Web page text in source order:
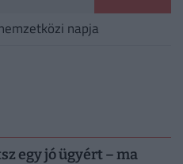
napja
egy jó ügyért – ma